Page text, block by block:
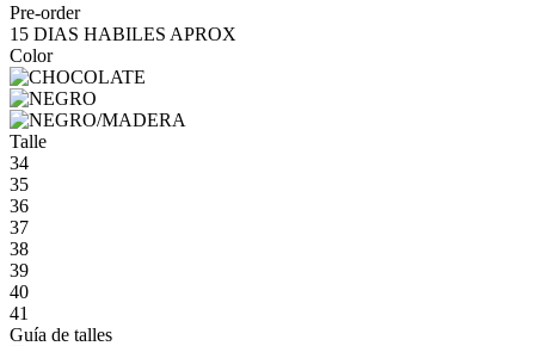
Pre-order
15 DIAS HABILES APROX
Color
Talle
34
35
36
37
38
39
40
41
Guía de talles